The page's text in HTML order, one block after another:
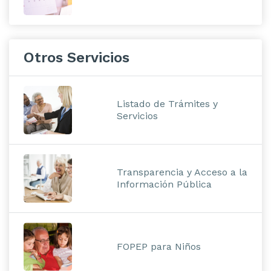
Otros Servicios
Listado de Trámites y
Servicios
Transparencia y Acceso a la
Información Pública
FOPEP para Niños